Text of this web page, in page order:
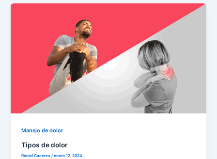
Manejo de dolor
Tipos de dolor
Romel Caceres/enero 12, 2024